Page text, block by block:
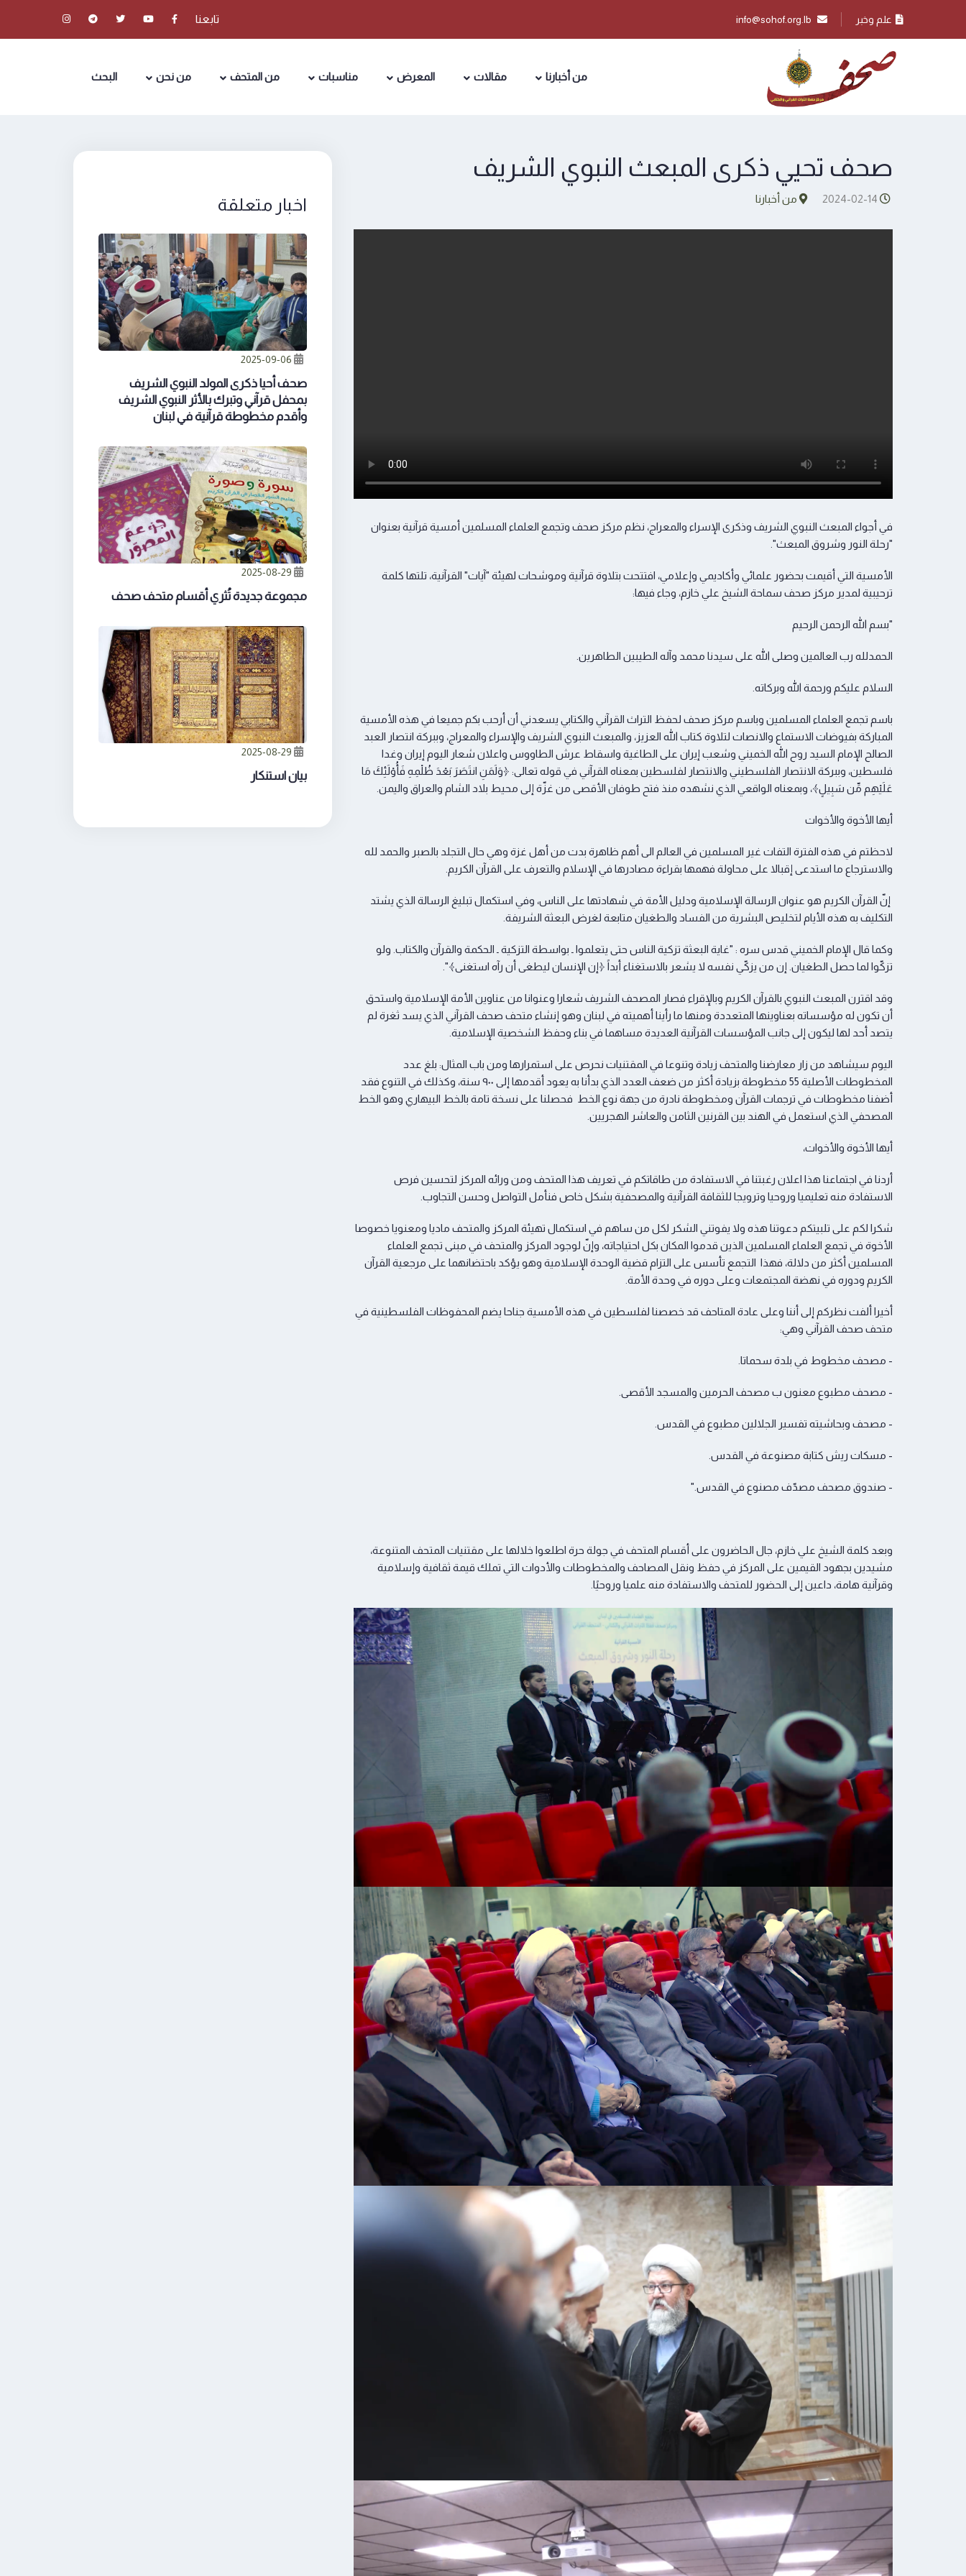
تابعنا علم وخبر
من أخبارنا مقالات المعرض مناسبات من المتحف من نحن البحث
صحف تحيي ذكرى المبعث النبوي الشريف
من أخبارنا
في أجواء المبعث النبوي الشريف وذكرى الإسراء والمعراج، نظم مركز صحف وتجمع العلماء المسلمين أمسية قرآنية بعنوان
"رحلة النور وشروق المبعث".
الأمسية التي أقيمت بحضور علمائي وأكاديمي وإعلامي، افتتحت بتلاوة قرآنية وموشحات لهيئة "آيات" القرآنية، تلتها كلمة
ترحيبية لمدير مركز صحف سماحة الشيخ علي خازم، وجاء فيها:
"بسم الله الرحمن الرحيم
الحمدلله رب العالمين وصلى الله على سيدنا محمد وآله الطيبين الطاهرين.
السلام عليكم ورحمة الله وبركاته.
باسم تجمع العلماء المسلمين وباسم مركز صحف لحفظ التراث القرآني والكتابي يسعدني أن أرحب بكم جميعا في هذه الأمسية
المباركة بفيوضات الاستماع والانصات لتلاوة كتاب الله العزيز، والمبعث النبوي الشريف والإسراء والمعراج، وببركة انتصار العبد
الصالح الإمام السيد روح الله الخميني وشعب إيران على الطاغية واسقاط عرش الطاووس واعلان شعار اليوم إيران وغدا
فلسطين، وببركة الانتصار الفلسطيني والانتصار لفلسطين بمعناه القرآني في قوله تعالى: ﴿وَلَمَنِ انتَصَرَ بَعْدَ ظُلْمِهِ فَأُوْلَئِكَ مَا
عَلَيْهِم مِّن سَبِيلٍ﴾، وبمعناه الواقعي الذي نشهده منذ فتح طوفان الأقصى من غزّة إلى محيط بلاد الشام والعراق واليمن.
أيها الأخوة والأخوات
لاحظتم في هذه الفترة التفات غير المسلمين في العالم الى أهم ظاهرة بدت من أهل غزة وهي حال التجلد بالصبر والحمد لله
والاسترجاع ما استدعى إقبالا على محاولة فهمها بقراءة مصادرها في الإسلام والتعرف على القرآن الكريم.
إنّ القرآن الكريم هو عنوان الرسالة الإسلامية ودليل الأمة في شهادتها على الناس، وفي استكمال تبليغ الرسالة الذي يشتد
التكليف به هذه الأيام لتخليص البشرية من الفساد والطغيان متابعة لغرض البعثة الشريفة.
وكما قال الإمام الخميني قدس سره : "غاية البعثة تزكية الناس حتى يتعلموا ـ بواسطة التزكية ـ الحكمة والقرآن والكتاب. ولو
تزكّوا لما حصل الطغيان. إن من يزكّي نفسه لا يشعر بالاستغناء أبداً ﴿إن الإنسان ليطغى أن رآه استغنى﴾".
وقد اقترن المبعث النبوي بالقرآن الكريم وبالإقراء فصار المصحف الشريف شعارا وعنوانا من عناوين الأمة الإسلامية واستحق
أن تكون له مؤسساته بعناوينها المتعددة ومنها ما رأينا أهميته في لبنان وهو إنشاء متحف صحف القرآني الذي يسد ثغرة لم
يتصد أحد لها ليكون إلى جانب المؤسسات القرآنية العديدة مساهما في بناء وحفظ الشخصية الإسلامية.
اليوم سيشاهد من زار معارضنا والمتحف زيادة وتنوعا في المقتنيات نحرص على استمرارها ومن باب المثال: بلغ عدد
المخطوطات الأصلية 55 مخطوطة بزيادة أكثر من ضعف العدد الذي بدأنا به يعود أقدمها إلى ٩٠٠ سنة، وكذلك في التنوع فقد
أضفنا مخطوطات في ترجمات القرآن ومخطوطة نادرة من جهة نوع الخط فحصلنا على نسخة تامة بالخط البيهاري وهو الخط
المصحفي الذي استعمل في الهند بين القرنين الثامن والعاشر الهجريين.
أيها الأخوة والأخوات،
أردنا في اجتماعنا هذا اعلان رغبتنا في الاستفادة من طاقاتكم في تعريف هذا المتحف ومن ورائه المركز لتحسين فرص
الاستفادة منه تعليميا وروحيا وترويجا للثقافة القرآنية والمصحفية بشكل خاص فنأمل التواصل وحسن التجاوب.
شكرا لكم على تلبيتكم دعوتنا هذه ولا يفوتني الشكر لكل من ساهم في استكمال تهيئة المركز والمتحف ماديا ومعنويا خصوصا
الأخوة في تجمع العلماء المسلمين الذين قدموا المكان بكل احتياجاته، وإنّ لوجود المركز والمتحف في مبنى تجمع العلماء
المسلمين أكثر من دلالة، فهذا التجمع تأسس على التزام قضية الوحدة الإسلامية وهو يؤكد باحتضانهما على مرجعية القرآن
الكريم ودوره في نهضة المجتمعات وعلى دوره في وحدة الأمة.
أخيرا ألفت نظركم إلى أننا وعلى عادة المتاحف قد خصصنا لفلسطين في هذه الأمسية جناحا يضم المحفوظات الفلسطينية في
متحف صحف القرآني وهي:
- مصحف مخطوط في بلدة سحماتا.
- مصحف مطبوع معنون ب مصحف الحرمين والمسجد الأقصى.
- مصحف وبحاشيته تفسير الجلالين مطبوع في القدس.
- مسكات ريش كتابة مصنوعة في القدس.
- صندوق مصحف مصدّف مصنوع في القدس."
وبعد كلمة الشيخ علي خازم، جال الحاضرون على أقسام المتحف في جولة حرة اطلعوا خلالها على مقتنيات المتحف المتنوعة،
مشيدين بجهود القيمين على المركز في حفظ ونقل المصاحف والمخطوطات والأدوات التي تملك قيمة ثقافية وإسلامية
وقرآنية هامة، داعين إلى الحضور للمتحف والاستفادة منه علميا وروحيًا.
اخبار متعلقة
صحف أحيا ذكرى المولد النبوي الشريف
بمحفل قرآني وتبرك بالأثر النبوي الشريف
وأقدم مخطوطة قرآنية في لبنان
مجموعة جديدة تُثري أقسام متحف صحف
بيان استنكار